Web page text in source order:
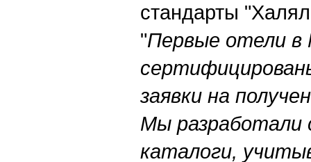
стандарты
"Первые отели в
заявки на
Мы разработали
каталоги,